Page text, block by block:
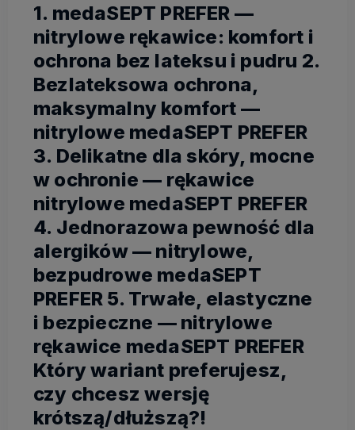
1. medaSEPT PREFER —
nitrylowe rękawice: komfort i
ochrona bez lateksu i pudru 2.
Bezlateksowa ochrona,
maksymalny komfort —
nitrylowe medaSEPT PREFER
3. Delikatne dla skóry, mocne
w ochronie — rękawice
nitrylowe medaSEPT PREFER
4. Jednorazowa pewność dla
alergików — nitrylowe,
bezpudrowe medaSEPT
PREFER 5. Trwałe, elastyczne
i bezpieczne — nitrylowe
rękawice medaSEPT PREFER
Który wariant preferujesz,
czy chcesz wersję
krótszą/dłuższą?!